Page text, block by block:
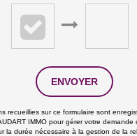
ENVOYER
recueillies sur ce formulaire sont
IMMO pour gérer votre
la durée nécessaire à la gestion de la